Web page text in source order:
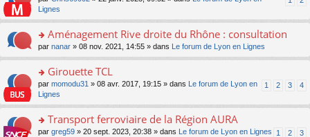
nt
ré
e
nt
lu
u
s
ré
e
nt
n
o
n
le
u
s
ré
c
nt
s
e
n
o
n
le
s
ré
le
m
e
s
s
e
n
o
n
lu
s
er
le
m
e
s
s
e
n
Lignes
o
n
ult
er
le
m
e
s
Aménagement Rive droite du Rhône : consultation
par nanar » 08 nov. 2021, 14:55 » dans Le forum de Lyon en Lignes
o
s
er
Girouette TCL
1 2 3 4
par momodu31 » 08 avr. 2017, 19:15 » dans
Le forum de Lyon en
Lignes
o
Transport ferroviaire de la Région AURA
1 2 3
par greg59 » 20 sept. 2023, 20:38 » dans Le forum de Lyon en Lignes